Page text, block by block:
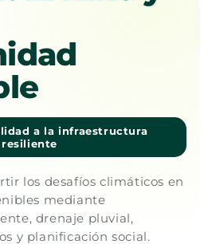
a la infraestructura
resiliente
los desafíos climáticos en
mediante
drenaje pluvial,
y planificación social.